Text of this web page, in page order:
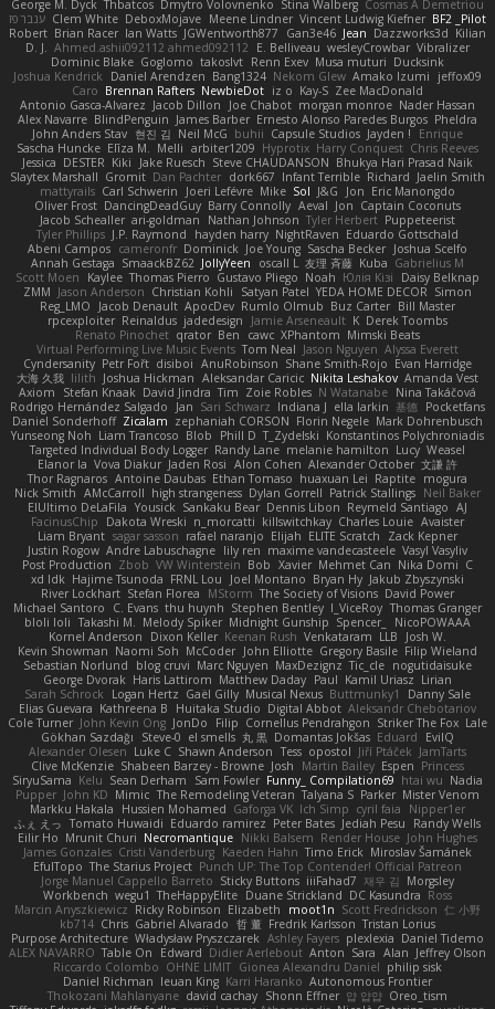
George M. Dyck Thbatcos Dmytro Volovnenko Stina Walberg Cosmas A Demetriou
ענבר פז Clem White DeboxMojave Meene Lindner Vincent Ludwig Kiefner BF2 _Pilot
Robert Brian Racer Ian Watts JGWentworth877 Gan3e46 Jean Dazzworks3d Kilian
D. J. Ahmed.ashii092112 ahmed092112 E. Belliveau wesleyCrowbar Vibralizer
Dominic Blake Goglomo takoslvt Renn Exev Musa muturi Ducksink
Joshua Kendrick
Daniel Arendzen Bang1324 Nekom Glew Amako Izumi
jeffox09
Caro Brennan Rafters NewbieDot iz o Kay-S Zee MacDonald
Antonio Gasca-Alvarez Jacob Dillon Joe Chabot morgan monroe Nader Hassan
Alex Navarre BlindPenguin James Barber Ernesto Alonso Paredes Burgos Pheldra
John Anders Stav 현진 김 Neil McG buhii Capsule Studios Jayden !
Enrique
Sascha Huncke Elīza M. Melli arbiter1209 Hyprotix Harry Conquest Chris Reeves
Jessica DESTER Kiki Jake Ruesch Steve CHAUDANSON Bhukya Hari Prasad Naik
Slaytex Marshall Gromit Dan Pachter dork667 Infant Terrible Richard Jaelin Smith
mattyrails Carl Schwerin Joeri Lefévre Mike Sol J&G Jon Eric Manongdo
Oliver Frost DancingDeadGuy Barry Connolly Aeval Jon Captain Coconuts
Jacob Schealler ari-goldman Nathan Johnson Tyler Herbert Puppeteerist
Tyler Phillips J.P. Raymond hayden harry NightRaven Eduardo Gottschald
Abeni Campos cameronfr Dominick Joe Young Sascha Becker Joshua Scelfo
Annah Gestaga SmaackBZ62 JollyYeen oscall L 友理 斉藤 Kuba Gabrielius M
Scott Moen
Kaylee Thomas Pierro Gustavo Pliego Noah Юлія Кізі
Daisy Belknap
ZMM Jason Anderson Christian Kohli Satyan Patel YEDA HOME DECOR Simon
Reg_LMO
Jacob Denault ApocDev Rumlo Olmub Buz Carter Bill Master
rpcexploiter Reinaldus jadedesign Jamie Arseneault K Derek Toombs
Renato Pinochet qrator Ben cawc XPhantom Mimski Beats
Virtual Performing Live Music Events Tom Neal Jason Nguyen Alyssa Everett
Cyndersanity Petr Fořt disiboi AnuRobinson Shane Smith-Rojo Evan Harridge
大海 久我 lilith Joshua Hickman Aleksandar Caricic Nikita Leshakov Amanda Vest
Axiom
Stefan Knaak David Jindra Tim Zoie Robles N Watanabe Nina Takáčová
Rodrigo Hernández Salgado
Jan Sari Schwarz Indiana J ella larkin 基德 Pocketfans
Daniel Sonderhoff Zicalam zephaniah CORSON Florin Negele Mark Dohrenbusch
Yunseong Noh Liam Trancoso Blob Phill D T_Zydelski Konstantinos Polychroniadis
Targeted Individual Body Logger Randy Lane melanie hamilton Lucy Weasel
Elanor la Vova Diakur Jaden Rosi Alon Cohen Alexander October 文謙 許
Thor Ragnaros Antoine Daubas Ethan Tomaso huaxuan Lei Raptite mogura
Nick Smith AMcCarroll high strangeness Dylan Gorrell Patrick Stallings Neil Baker
ElUltimo DeLaFila Yousick Sankaku Bear Dennis Libon Reymeld Santiago AJ
FacinusChip
Dakota Wreski n_morcatti killswitchkay Charles Louie Avaister
Liam Bryant sagar sasson rafael naranjo Elijah ELITE Scratch
Zack Kepner
Justin Rogow Andre Labuschagne lily ren maxime vandecasteele Vasyl Vasyliv
Post Production Zbob VW Winterstein Bob Xavier Mehmet Can Nika Domi C
xd Idk Hajime Tsunoda FRNL Lou Joel Montano Bryan Hy Jakub Zbyszynski
River Lockhart Stefan Florea MStorm The Society of Visions David Power
Michael Santoro
C. Evans thu huynh Stephen Bentley I_ViceRoy Thomas Granger
bloli loli Takashi M. Melody Spiker Midnight Gunship Spencer_
NicoPOWAAA
Kornel Anderson
Dixon Keller Keenan Rush Venkataram LLB
Josh W.
Kevin Showman Naomi Soh McCoder John Elliotte Gregory Basile Filip Wieland
Sebastian Norlund
blog cruvi Marc Nguyen MaxDezignz Tic_cle nogutidaisuke
George Dvorak Haris Lattirom Matthew Daday Paul Kamil Uriasz Lirian
Sarah Schrock
Logan Hertz Gaël Gilly Musical Nexus Buttmunky1
Danny Sale
Elias Guevara Kathreena B Huitaka Studio Digital Abbot Aleksandr Chebotariov
Cole Turner John Kevin Ong JonDo Filip Cornellus Pendrahgon Striker The Fox Lale
Gökhan Sazdağı
Steve-0 el smells 丸 黒 Domantas Jokšas Eduard
EvilQ
Alexander Olesen Luke C Shawn Anderson Tess opostol Jiří Ptáček JamTarts
Clive McKenzie Shabeen Barzey - Browne Josh Martin Bailey Espen Princess
SiryuSama Kelu Sean Derham Sam Fowler Funny_ Compilation69 htai wu Nadia
Pupper John KD Mimic The Remodeling Veteran Talyana S Parker Mister Venom
Markku Hakala
Hussien Mohamed Gaforga VK Ich Simp cyril faia
Nipper1er
ふぇ えっ Tomato Huwaidi Eduardo ramirez Peter Bates Jediah Pesu
Randy Wells
Eilir Ho Mrunit Churi Necromantique Nikki Balsem Render House John Hughes
James Gonzales Cristi Vanderburg Kaeden Hahn Timo Erick Miroslav Šamánek
EfulTopo The Starius Project Punch UP: The Top Contender! Official Patreon
Jorge Manuel Cappello Barreto Sticky Buttons iiiFahad7 재우 김 Morgsley
Workbench wegu1 TheHappyElite Duane Strickland DC Kasundra Ross
Marcin Anyszkiewicz Ricky Robinson Elizabeth moot1n Scott Fredrickson 仁 小野
kb714 Chris Gabriel Alvarado 哲 董 Fredrik Karlsson Tristan Lorius
Purpose Architecture Władysław Pryszczarek Ashley Fayers plexlexia Daniel Tidemo
ALEX NAVARRO Table On Edward Didier Aerlebout Anton Sara Alan Jeffrey Olson
Riccardo Colombo OHNE LIMIT Gionea Alexandru Daniel philip sisk
Daniel Richman Ieuan King Karri Haranko Autonomous Frontier
Thokozani Mahlanyane david cachay Shonn Effner 얍 얍얍 Oreo_tism